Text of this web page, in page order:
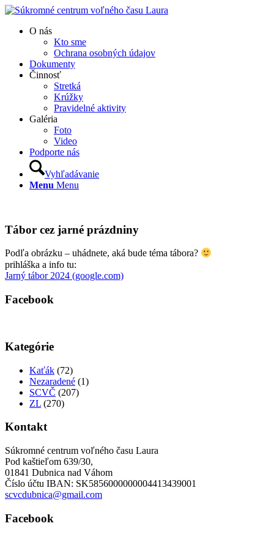
O nás
Kto sme
Ochrana osobných údajov
Dokumenty
Činnosť
Stretká
Krúžky
Pravidelné aktivity
Galéria
Foto
Video
Podporte nás
Vyhľadávanie
Menu Menu
Tábor cez jarné prázdniny
Podľa obrázku – uhádnete, aká bude téma tábora?
prihláška a info tu:
Jarný tábor 2024 (google.com)
Facebook
Kategórie
Kaťák (72)
Nezaradené (1)
SCVČ (207)
ZL (270)
Kontakt
Súkromné centrum voľného času Laura
Pod kaštieľom 639/30,
01841 Dubnica nad Váhom
Číslo účtu IBAN: SK5856000000004413439001
scvcdubnica@gmail.com
Facebook